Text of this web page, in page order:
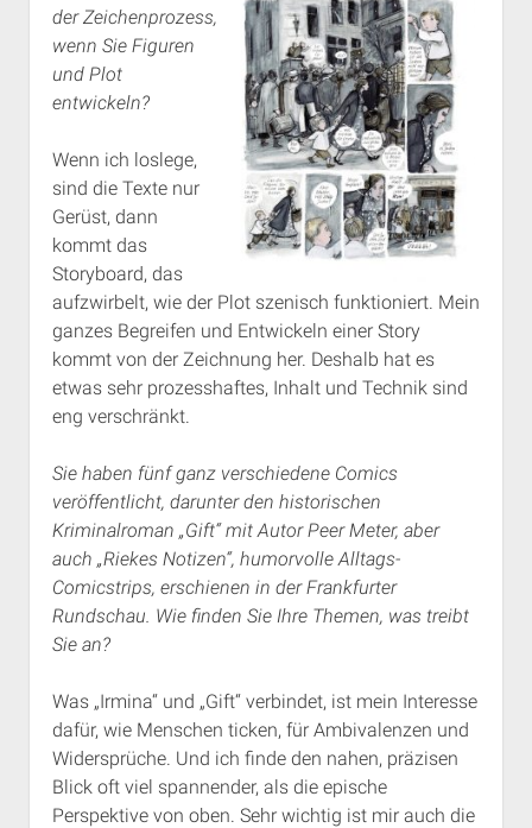
der Zeichenprozess,
wenn Sie Figuren
und Plot
entwickeln?
Wenn ich loslege,
sind die Texte nur
Gerüst, dann
kommt das
Storyboard, das
aufzwirbelt, wie der Plot szenisch funktioniert. Mein
ganzes Begreifen und Entwickeln einer Story
kommt von der Zeichnung her. Deshalb hat es
etwas sehr prozesshaftes, Inhalt und Technik sind
eng verschränkt.
Sie haben fünf ganz verschiedene Comics
veröffentlicht, darunter den historischen
Kriminalroman „Gift“ mit Autor Peer Meter, aber
auch „Riekes Notizen“, humorvolle Alltags-
Comicstrips, erschienen in der Frankfurter
Rundschau. Wie finden Sie Ihre Themen, was treibt
Sie an?
Was „Irmina“ und „Gift“ verbindet, ist mein Interesse
dafür, wie Menschen ticken, für Ambivalenzen und
Widersprüche. Und ich finde den nahen, präzisen
Blick oft viel spannender, als die epische
Perspektive von oben. Sehr wichtig ist mir auch die